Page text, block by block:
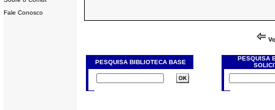
Fale Conosco
PESQUISA BIBLIOTECA BASE
PESQUISA